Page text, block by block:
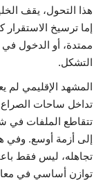
هذا التحول، يقف
إما ترسيخ الاستقرار
ممتدة، أو الدخول في
التشكل.
المشهد الإقليمي لم
تداخل ساحات الصراع.
تتقاطع الملفات في
إلى أزمة أوسع. وفي
تجاهله، ليس فقط
توازن أساسي في